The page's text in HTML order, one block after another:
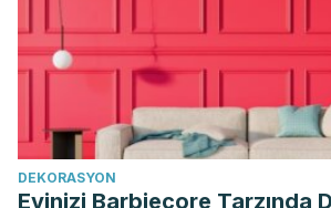
DEKORASYON
Evinizi Barbiecore Tarzında